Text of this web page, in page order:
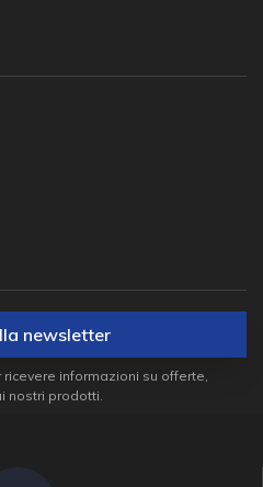
newsletter
informazioni su offerte,
nostri prodotti.